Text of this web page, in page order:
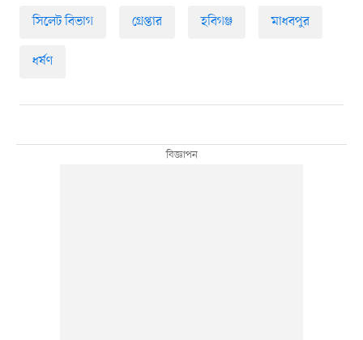
সিলেট বিভাগ গ্রেপ্তার হবিগঞ্জ মাধবপুর
ধর্ষণ